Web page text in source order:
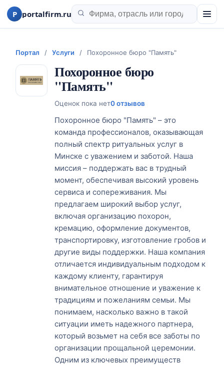
P portalfirm.ru
Портал / Услуги / Похоронное бюро "Память"
Похоронное бюро
"Память"
Оценок пока нет0 отзывов
Похоронное бюро "Память" – это
команда профессионалов, оказывающая
полный спектр ритуальных услуг в
Минске с уважением и заботой. Наша
миссия – поддержать вас в трудный
момент, обеспечивая высокий уровень
сервиса и сопереживания. Мы
предлагаем широкий выбор услуг,
включая организацию похорон,
кремацию, оформление документов,
транспортировку, изготовление гробов и
другие виды поддержки. Наша компания
отличается индивидуальным подходом к
каждому клиенту, гарантируя
внимательное отношение и уважение к
традициям и пожеланиям семьи. Мы
понимаем, насколько важно в такой
ситуации иметь надежного партнера,
который возьмет на себя все заботы по
организации прощальной церемонии.
Одним из ключевых преимуществ